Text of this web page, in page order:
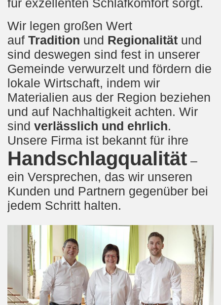
für exzellenten Schlafkomfort sorgt.
Wir legen großen Wert
auf Tradition und Regionalität und
sind deswegen sind fest in unserer
Gemeinde verwurzelt und fördern die
lokale Wirtschaft, indem wir
Materialien aus der Region beziehen
und auf Nachhaltigkeit achten. Wir
sind verlässlich und ehrlich.
Unsere Firma ist bekannt für ihre
Handschlagqualität –
ein Versprechen, das wir unseren
Kunden und Partnern gegenüber bei
jedem Schritt halten.